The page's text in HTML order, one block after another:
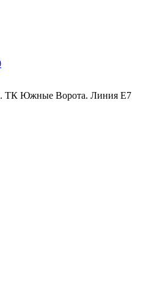
ТК Южные Ворота. Линия Е7